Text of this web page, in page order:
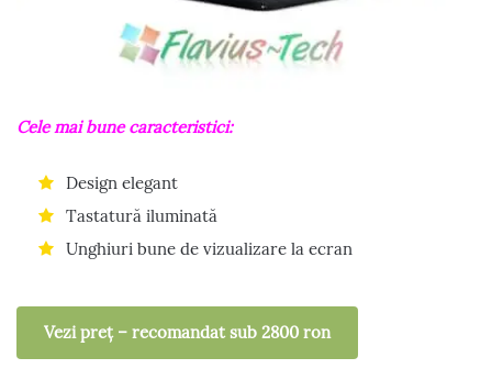
Cele mai bune caracteristici:
Design elegant
Tastatură iluminată
Unghiuri bune de vizualizare la ecran
Vezi preț – recomandat sub 2800 ron